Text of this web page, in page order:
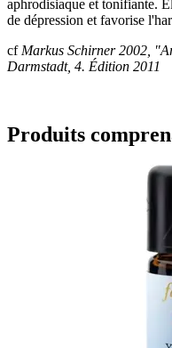
aphrodisiaque et tonifiante.
de dépression et favorise
cf Markus Schirner 2002,
Darmstadt, 4. Édition 2011
Produits